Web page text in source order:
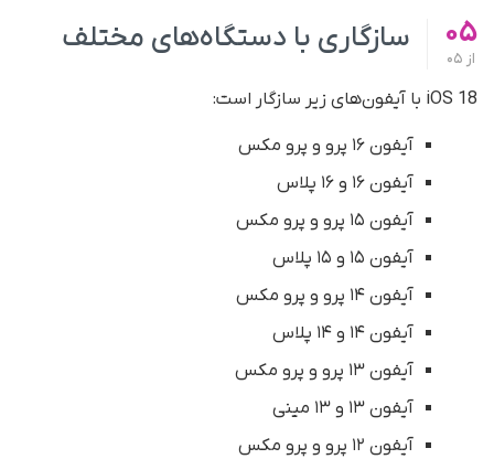
05
از
سازگاری با دستگاه‌های مختلف
iOS 18 با آیفون‌های زیر سازگار است:
آیفون ۱۶ پرو و پرو مکس
آیفون ۱۶ و ۱۶ پلاس
آیفون ۱۵ پرو و پرو مکس
آیفون ۱۵ و ۱۵ پلاس
آیفون ۱۴ پرو و پرو مکس
آیفون ۱۴ و ۱۴ پلاس
آیفون ۱۳ پرو و پرو مکس
آیفون ۱۳ و ۱۳ مینی
آیفون ۱۲ پرو و پرو مکس